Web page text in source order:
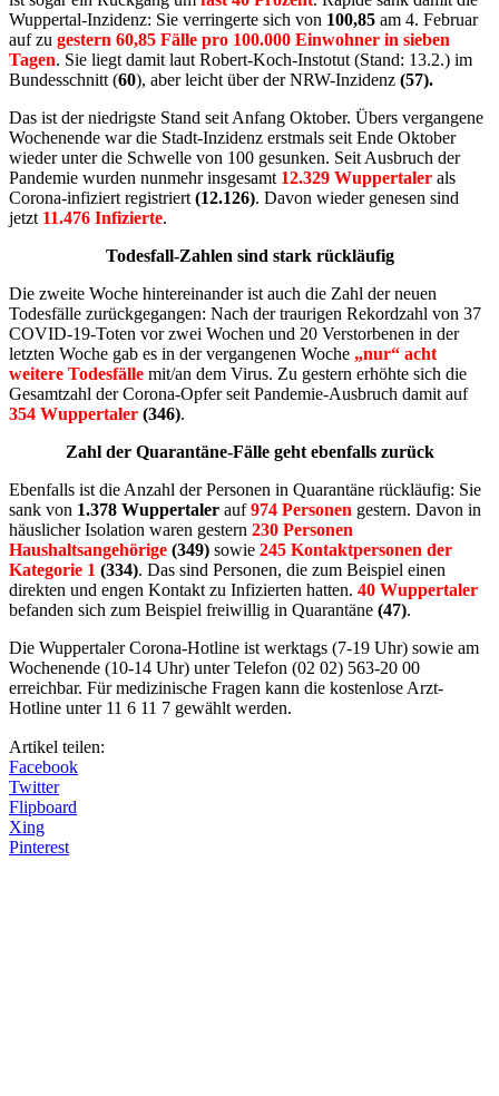
Wuppertal-Inzidenz: Sie verringerte sich von 100,85 am 4. Februar
auf zu gestern 60,85 Fälle pro 100.000 Einwohner in sieben
Tagen. Sie liegt damit laut Robert-Koch-Instotut (Stand: 13.2.) im
Bundesschnitt (60), aber leicht über der NRW-Inzidenz (57).
Das ist der niedrigste Stand seit Anfang Oktober. Übers vergangene
Wochenende war die Stadt-Inzidenz erstmals seit Ende Oktober
wieder unter die Schwelle von 100 gesunken. Seit Ausbruch der
Pandemie wurden nunmehr insgesamt 12.329 Wuppertaler als
Corona-infiziert registriert (12.126). Davon wieder genesen sind
jetzt 11.476 Infizierte.
Todesfall-Zahlen sind stark rückläufig
Die zweite Woche hintereinander ist auch die Zahl der neuen
Todesfälle zurückgegangen: Nach der traurigen Rekordzahl von 37
COVID-19-Toten vor zwei Wochen und 20 Verstorbenen in der
letzten Woche gab es in der vergangenen Woche „nur“ acht
weitere Todesfälle mit/an dem Virus. Zu gestern erhöhte sich die
Gesamtzahl der Corona-Opfer seit Pandemie-Ausbruch damit auf
354 Wuppertaler (346).
Zahl der Quarantäne-Fälle geht ebenfalls zurück
Ebenfalls ist die Anzahl der Personen in Quarantäne rückläufig: Sie
sank von 1.378 Wuppertaler auf974 Personen gestern. Davon in
häuslicher Isolation waren gestern 230 Personen
Haushaltsangehörige (349) sowie 245 Kontaktpersonen der
Kategorie 1 (334). Das sind Personen, die zum Beispiel einen
direkten und engen Kontakt zu Infizierten hatten. 40 Wuppertaler
befanden sich zum Beispiel freiwillig in Quarantäne (47).
Die Wuppertaler Corona-Hotline ist werktags (7-19 Uhr) sowie am
Wochenende (10-14 Uhr) unter Telefon (02 02) 563-20 00
erreichbar. Für medizinische Fragen kann die kostenlose Arzt-
Hotline unter 11 6 11 7 gewählt werden.
Artikel teilen:
Facebook
Twitter
Flipboard
Xing
Pinterest